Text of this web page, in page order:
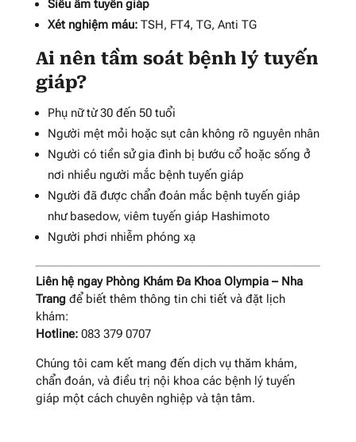
Siêu âm tuyến giáp
Xét nghiệm máu:TSH, FT4, TG, Anti TG
Ai nên tầm soát bệnh lý tuyến
giáp?
Phụ nữ từ 30 đến 50 tuổi
Người mệt mỏi hoặc sụt cân không rõ nguyên nhân
Người có tiền sử gia đình bị bướu cổ hoặc sống ở
nơi nhiều người mắc bệnh tuyến giáp
Người đã được chẩn đoán mắc bệnh tuyến giáp
như basedow, viêm tuyến giáp Hashimoto
Người phơi nhiễm phóng xạ
Liên hệ ngay Phòng Khám Đa Khoa Olympia – Nha
Trangđể biết thêm thông tin chi tiết và đặt lịch
khám:
Hotline:083 379 0707
Chúng tôi cam kết mang đến dịch vụ thăm khám,
chẩn đoán, và điều trị nội khoa các bệnh lý tuyến
giáp một cách chuyên nghiệp và tận tâm.